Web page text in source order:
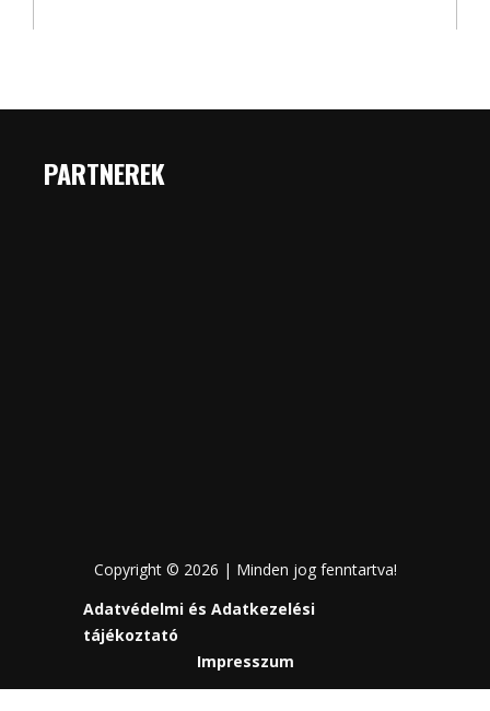
PARTNEREK
Copyright © 2026 | Minden jog fenntartva!
Adatvédelmi és Adatkezelési
tájékoztató
Impresszum